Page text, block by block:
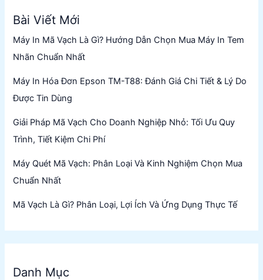
Bài Viết Mới
Máy In Mã Vạch Là Gì? Hướng Dẫn Chọn Mua Máy In Tem
Nhãn Chuẩn Nhất
Máy In Hóa Đơn Epson TM-T88: Đánh Giá Chi Tiết & Lý Do
Được Tin Dùng
Giải Pháp Mã Vạch Cho Doanh Nghiệp Nhỏ: Tối Ưu Quy
Trình, Tiết Kiệm Chi Phí
Máy Quét Mã Vạch: Phân Loại Và Kinh Nghiệm Chọn Mua
Chuẩn Nhất
Mã Vạch Là Gì? Phân Loại, Lợi Ích Và Ứng Dụng Thực Tế
Danh Mục